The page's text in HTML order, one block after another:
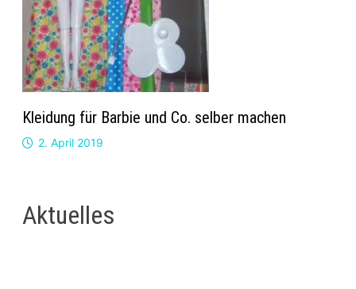
Kleidung für Barbie und Co. selber machen
2. April 2019
Aktuelles